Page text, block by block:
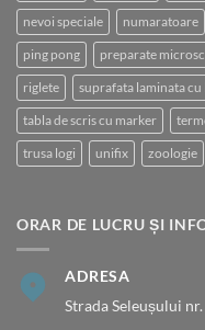
nevoi speciale numaratoare
ping pong preparate
riglete suprafata laminata
tabla de scris cu marker
trusa logi unifix zoologie
ORAR DE LUCRU ȘI
ADRESA
Strada Seleușului